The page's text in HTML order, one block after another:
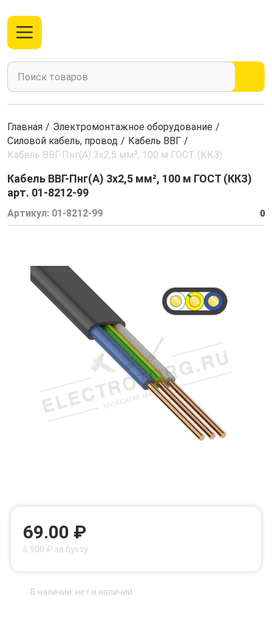
Главная / Электромонтажное оборудование /
Силовой кабель, провод / Кабель ВВГ /
Кабель ВВГ-Пнг(А) 3x2,5 мм², 100 м ГОСТ (ККЗ)
Кабель ВВГ-Пнг(А) 3x2,5 мм², 100 м ГОСТ (ККЗ)
арт. 01-8212-99
Артикул: 01-8212-99 0
69.00 ₽
6 900 ₽ за бухту
В наличии: нет в наличии